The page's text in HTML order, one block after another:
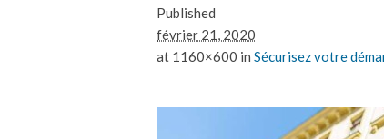
Published
février 21, 2020
at 1160×600 in Sécurisez votre